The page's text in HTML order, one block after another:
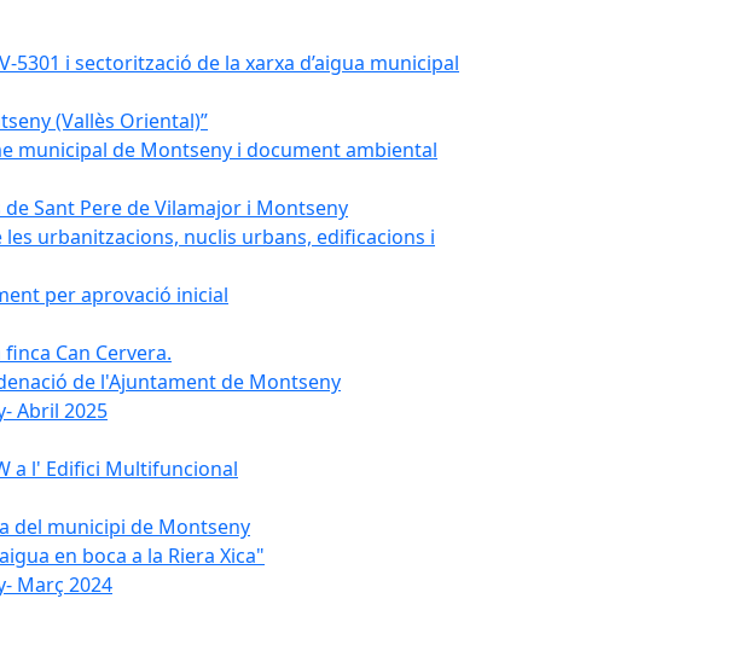
5301 i sectorització de la xarxa d’aigua municipal
(Vallès Oriental)”
municipal de Montseny i document ambiental
Sant Pere de Vilamajor i Montseny
urbanitzacions, nuclis urbans, edificacions i
per aprovació inicial
Can Cervera.
de l'Ajuntament de Montseny
Abril 2025
a l' Edifici Multifuncional
del municipi de Montseny
en boca a la Riera Xica"
Març 2024